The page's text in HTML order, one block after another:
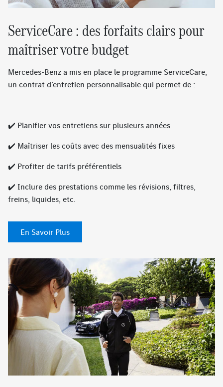
ServiceCare : des forfaits clairs pour
maîtriser votre budget
Mercedes-Benz a mis en place le programme ServiceCare,
un contrat d’entretien personnalisable qui permet de :
✔️ Planifier vos entretiens sur plusieurs années
✔️ Maîtriser les coûts avec des mensualités fixes
✔️ Profiter de tarifs préférentiels
✔️ Inclure des prestations comme les révisions, filtres,
freins, liquides, etc.
En Savoir Plus